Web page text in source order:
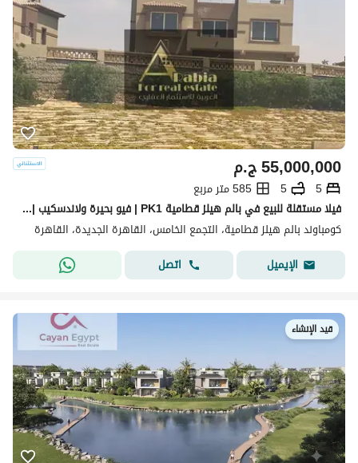
ج.م55,000,000
5
5
585 متر مربع
فيلا مستقلة للبيع في بالم هيلز قطامية PK1 | فيو بحيرة ولاندسكيب | أرض 800م
كومباوند بالم هيلز قطامية، التجمع الخامس، القاهرة الجديدة، القاهرة
الإيميل
اتصل
قيد الإنشاء